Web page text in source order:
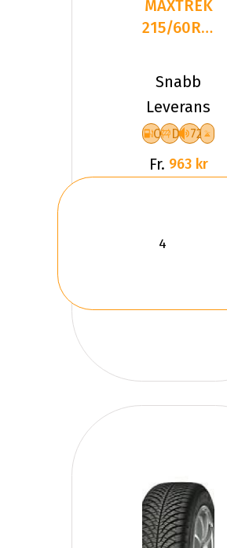
MAXTREK
215/60R17
M7 PLUS
Snabb
Leverans
C D 72
Fr. 963 kr